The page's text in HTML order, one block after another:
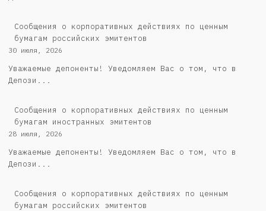
Cообщения о корпоративных действиях по ценным
бумагам российских эмитентов
30 июля, 2026
Уважаемые депоненты! Уведомляем Вас о том, что в
Депози...
Сообщения о корпоративных действиях по ценным
бумагам иностранных эмитентов
28 июля, 2026
Уважаемые депоненты! Уведомляем Вас о том, что в
Депози...
Cообщения о корпоративных действиях по ценным
бумагам российских эмитентов